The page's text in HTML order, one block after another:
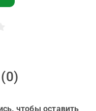
0)
чтобы оставить